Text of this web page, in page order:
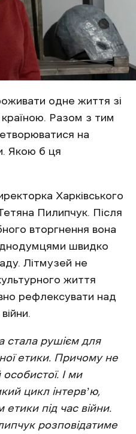
одне життя зі
Разом з тим
на
Якою б ця
Харківського
Пилипчук. Після
вторгнення вона
швидко
Літмузей не
життя
рефлексувати над
стала рушієм для
етики. Причому не
особистої. І ми
цикл інтервʼю,
під час війни.
розповідатиме